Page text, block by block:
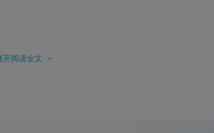
标、舞蹈勋章等多种类型。
开阅读全文